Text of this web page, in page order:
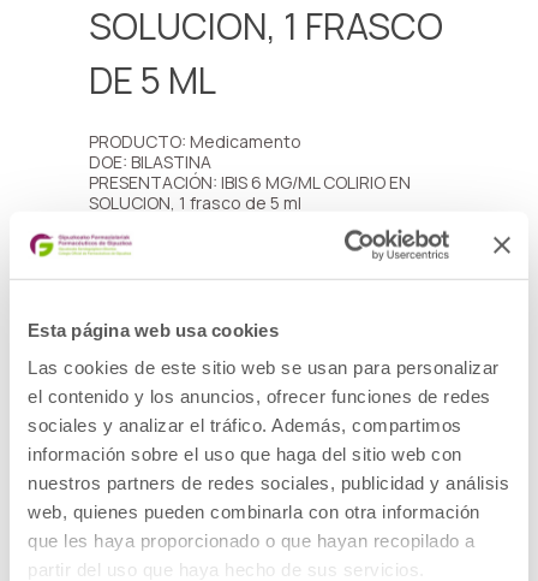
Esta página web usa cookies
Las cookies de este sitio web se usan para personalizar
el contenido y los anuncios, ofrecer funciones de redes
sociales y analizar el tráfico. Además, compartimos
información sobre el uso que haga del sitio web con
nuestros partners de redes sociales, publicidad y análisis
web, quienes pueden combinarla con otra información
que les haya proporcionado o que hayan recopilado a
partir del uso que haya hecho de sus servicios.
SOLUCION, 1 FRASCO
DE 5 ML
PRODUCTO: Medicamento
DOE: BILASTINA
PRESENTACIÓN: IBIS 6 MG/ML COLIRIO EN
SOLUCION, 1 frasco de 5 ml
LOTES Y FECHAS DE CADUCIDAD:
– Lote: 2956008, fecha de caducidad
30/06/2026
31/01/2027
– Lote: 3131908, fecha de caducidad
31/12/2026
DESCRIPCIÓN DEL DEFECTO: Resultado fuera
de especificaciones en partículas
subvisibles del principio activo, detectado
en estudios de estabilidad.
MEDIDAS CAUTELARES ADOPTADAS:
Retirada del mercado de todas las unidades
distribuidas de los lotes afectados y
devolución al laboratorio por los cauces
habituales.